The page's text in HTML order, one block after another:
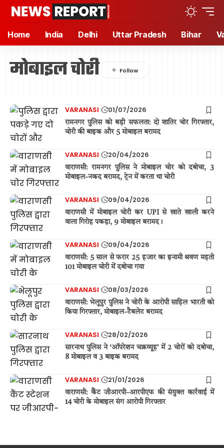
Home India Delhi Uttar Pradesh Bihar
मोबाइल चोरी
VARANASI 01/07/2026
रामनगर पुलिस को बड़ी सफलता: दो शातिर चोर गिरफ्तार,
चोरी की बाइक और 5 मोबाइल बरामद
VARANASI 20/04/2026
वाराणसी: रामनगर पुलिस ने मोबाइल चोर को दबोचा, 3
मोबाइल-नकद बरामद, ट्रेन में करता था चोरी
VARANASI 09/04/2026
वाराणसी में मोबाइल चोरी कर UPI से खाते खाली करने
वाला गिरोह पकड़ा, 9 मोबाइल बरामद।
VARANASI 09/04/2026
वाराणसी: 5 साल से फरार 25 हजार का इनामी श्रवण महतो
101 मोबाइल चोरी में दबोचा गया
VARANASI 08/03/2026
वाराणसी: भेलूपुर पुलिस ने चोरी के आरोपी साहिल भारती को
किया गिरफ्तार, मोबाइल-टैबलेट बरामद
VARANASI 28/02/2026
सारनाथ पुलिस ने ‘ऑपरेशन चक्रव्यूह’ में 2 चोरों को दबोचा,
8 मोबाइल व 3 बाइक बरामद
VARANASI 21/01/2026
वाराणसी: कैंट जीआरपी–आरपीएफ की संयुक्त कार्रवाई में
14 चोरी के मोबाइल संग आरोपी गिरफ्तार